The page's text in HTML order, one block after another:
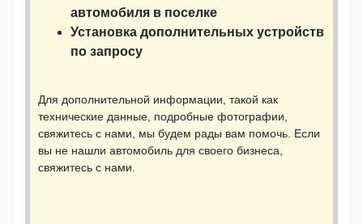
автомобиля в поселке
Установка дополнительных устройств
по запросу
Для дополнительной информации, такой как
технические данные, подробные фотографии,
свяжитесь с нами, мы будем рады вам помочь. Если
вы не нашли автомобиль для своего бизнеса,
свяжитесь с нами.